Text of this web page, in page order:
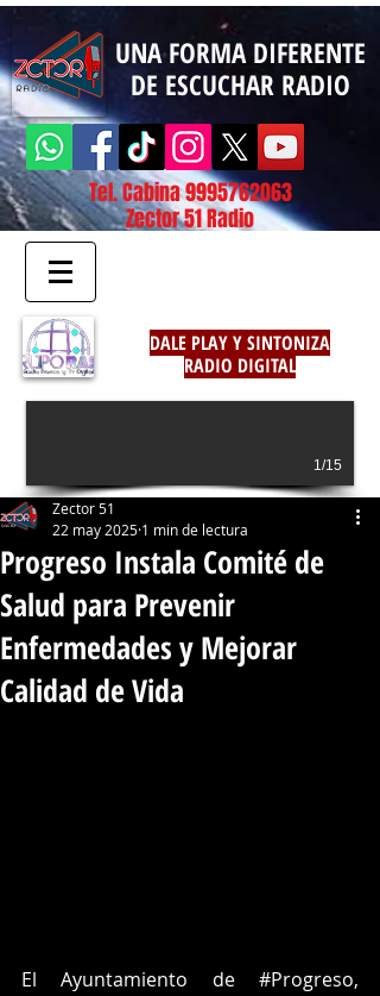
UNA FORMA DIFERENTE
DE ESCUCHAR RADIO
Tel. Cabina9995762063
Zector 51 Radio
DALE PLAY Y SINTONIZA
RADIO DIGITAL
1/15
Progreso Instala Comité de
Salud para Prevenir
Enfermedades y Mejorar
Calidad de Vida
Zector 51
22 may 2025 1 min de lectura
El Ayuntamiento de #Progreso,